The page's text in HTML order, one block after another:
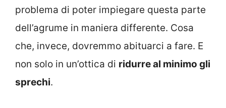
problema di poter impiegare questa parte
dell’agrume in maniera differente. Cosa
che, invece, dovremmo abituarci a fare. E
non solo in un’ottica di ridurre al minimo gli
sprechi.